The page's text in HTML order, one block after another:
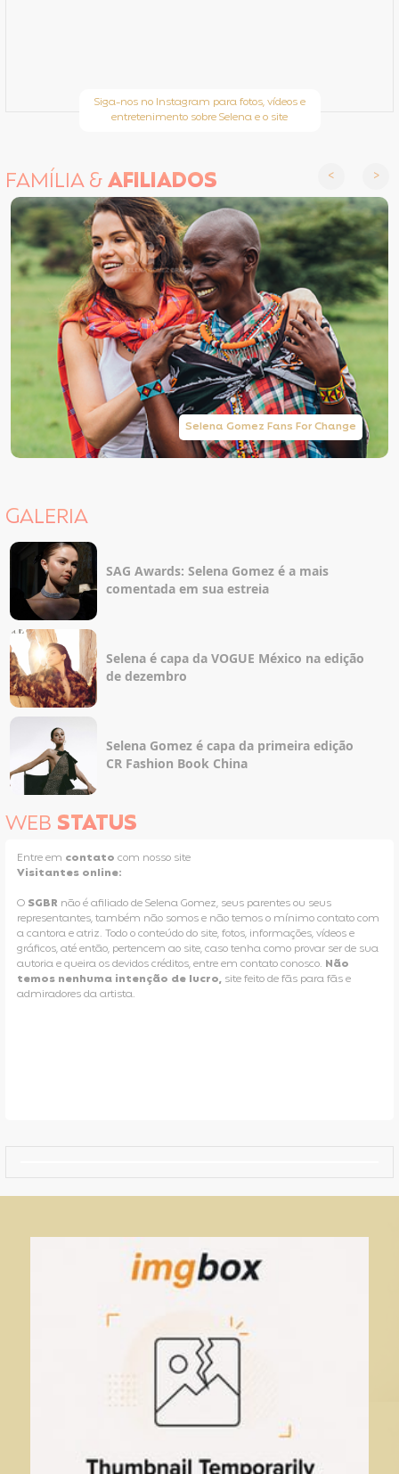
Siga-nos no Instagram para fotos, vídeos e
entretenimento sobre Selena e o site
FAMÍLIA &AFILIADOS
Selena Gomez Fans For Change
GALERIA
SAG Awards: Selena Gomez é a mais
comentada em sua estreia
Selena é capa da VOGUE México na edição
de dezembro
Selena Gomez é capa da primeira edição
CR Fashion Book China
WEB STATUS
Entre em contato com nosso site
Visitantes online:
O SGBR não é afiliado de Selena Gomez, seus parentes ou seus
representantes, também não somos e não temos o mínimo contato com
a cantora e atriz. Todo o conteúdo do site, fotos, informações, vídeos e
gráficos, até então, pertencem ao site, caso tenha como provar ser de sua
autoria e queira os devidos créditos, entre em contato conosco. Não
temos nenhuma intenção de lucro, site feito de fãs para fãs e
admiradores da artista.